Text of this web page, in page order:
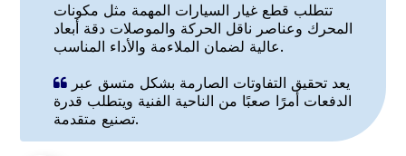
تتطلب قطع غيار السيارات المهمة مثل مكونات
المحرك وعناصر ناقل الحركة والموصلات دقة أبعاد
عالية لضمان الملاءمة والأداء المناسب.

يعد تحقيق التفاوتات الصارمة بشكل متسق عبر
الدفعات أمرًا صعبًا من الناحية الفنية ويتطلب قدرة
تصنيع متقدمة.